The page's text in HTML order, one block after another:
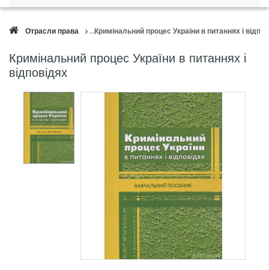
Отрасли права Кримінальний процес України в питаннях і
Кримінальний процес України в питаннях і
відповідях